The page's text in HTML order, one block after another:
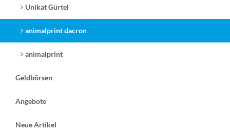
Unikat Gürtel
animalprint dacron
animalprint
Geldbörsen
Angebote
Neue Artikel